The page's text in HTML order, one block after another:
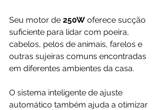
Seu motor de 250W oferece sucção
suficiente para lidar com poeira,
cabelos, pelos de animais, farelos e
outras sujeiras comuns encontradas
em diferentes ambientes da casa.
O sistema inteligente de ajuste
automático também ajuda a otimizar